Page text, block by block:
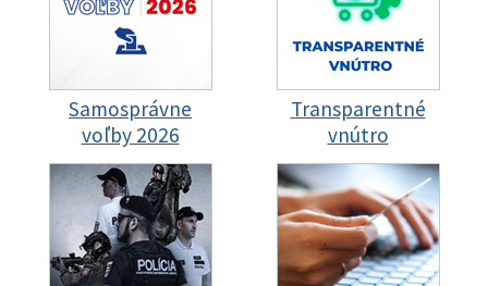
Samosprávne
voľby 2026
Transparentné
vnútro